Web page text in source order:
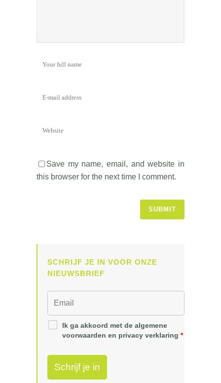
Save my name, email, and website in
this browser for the next time I comment.
SCHRIJF JE IN VOOR ONZE
NIEUWSBRIEF
Ik ga akkoord met de algemene
voorwaarden en privacy verklaring *